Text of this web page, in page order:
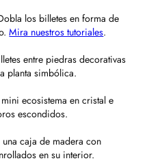
los billetes en forma de
Mira nuestros tutoriales.
entre piedras decorativas
planta simbólica.
ecosistema en cristal e
escondidos.
una caja de madera con
en su interior.